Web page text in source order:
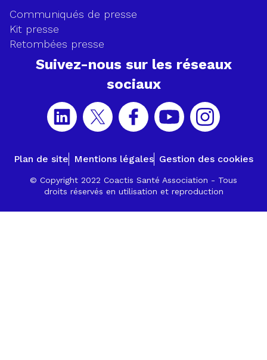
Communiqués de presse
Kit presse
Retombées presse
Suivez-nous sur les réseaux
sociaux
Plan de site Mentions légales Gestion des cookies
© Copyright 2022 Coactis Santé Association - Tous
droits réservés en utilisation et reproduction